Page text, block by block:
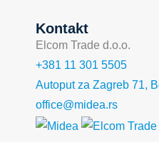
Kontakt
Elcom Trade d.o.o.
+381 11 301 5505
Autoput za Zagreb 71,
office@midea.rs